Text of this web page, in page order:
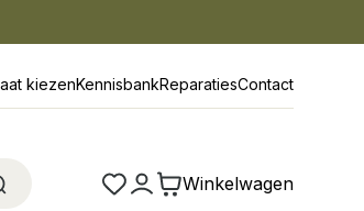
kiezenKennisbankReparatiesContact
Winkelwagen